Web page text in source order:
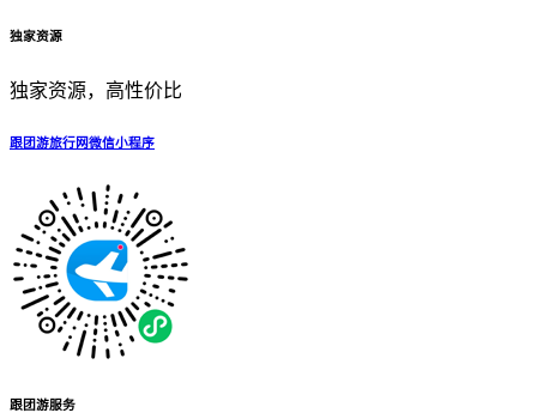
独家资源
独家资源，高性价比
跟团游旅行网微信小程序
跟团游服务